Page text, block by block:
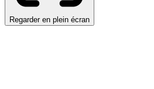
Regarder en plein écran